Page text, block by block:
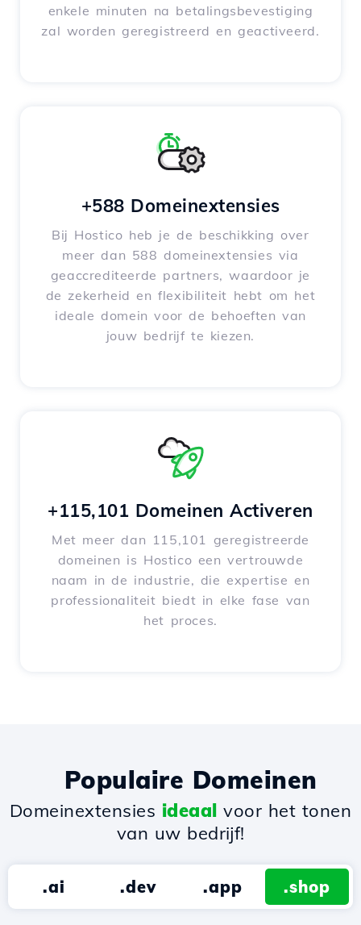
enkele minuten na betalingsbevestiging
zal worden geregistreerd en geactiveerd.
+588 Domeinextensies
Bij Hostico heb je de beschikking over
meer dan 588 domeinextensies via
geaccrediteerde partners, waardoor je
de zekerheid en flexibiliteit hebt om het
ideale domein voor de behoeften van
jouw bedrijf te kiezen.
+115,101 Domeinen Activeren
Met meer dan 115,101 geregistreerde
domeinen is Hostico een vertrouwde
naam in de industrie, die expertise en
professionaliteit biedt in elke fase van
het proces.
Populaire Domeinen
Domeinextensies ideaal voor het tonen
van uw bedrijf!
.ai .dev .app .shop